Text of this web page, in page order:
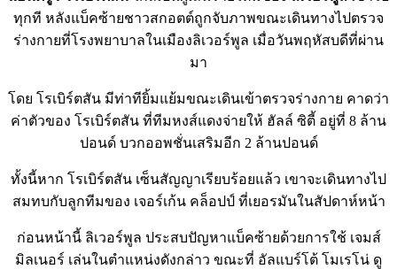
ทุกที หลังแบ็คซ้ายชาวสกอตต์ถูกจับภาพขณะเดินทางไปตรวจ
ร่างกายที่โรงพยาบาลในเมืองลิเวอร์พูล เมื่อวันพฤหัสบดีที่ผ่าน
มา
โดย โรเบิร์ตสัน มีท่าทียิ้มแย้มขณะเดินเข้าตรวจร่างกาย คาดว่า
ค่าตัวของ โรเบิร์ตสัน ที่ทีมหงส์แดงจ่ายให้ ฮัลล์ ซิตี้ อยู่ที่ 8 ล้าน
ปอนด์ บวกออพชั่นเสริมอีก 2 ล้านปอนด์
ทั้งนี้หาก โรเบิร์ตสัน เซ็นสัญญาเรียบร้อยแล้ว เขาจะเดินทางไป
สมทบกับลูกทีมของ เจอร์เก้น คล็อปป์ ที่เยอรมันในสัปดาห์หน้า
ก่อนหน้านี้ ลิเวอร์พูล ประสบปัญหาแบ็คซ้ายด้วยการใช้ เจมส์
มิลเนอร์ เล่นในตำแหน่งดังกล่าว ขณะที่ อัลแบร์โต้ โมเรโน่ ดู